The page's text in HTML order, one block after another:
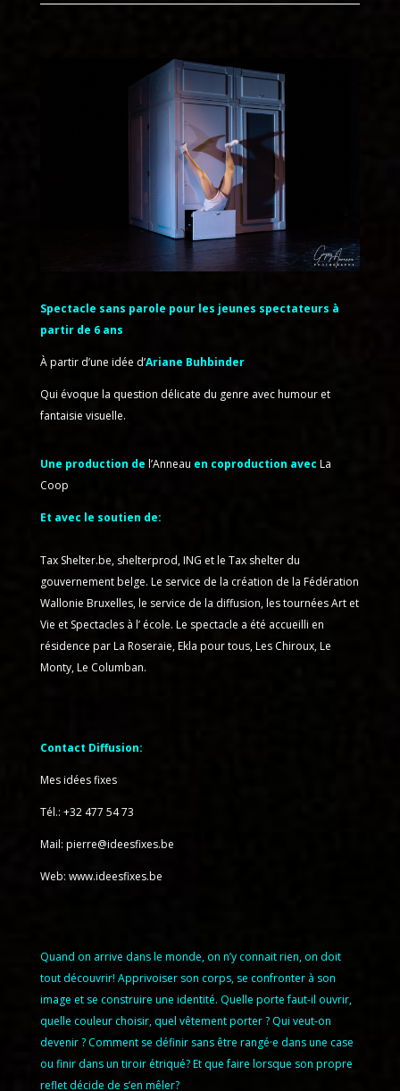
Spectacle sans parole pour les jeunes spectateurs à
partir de 6 ans
À partir d’une idée d’Ariane Buhbinder
Qui évoque la question délicate du genre avec humour et
fantaisie visuelle.
Une production de l’Anneau en coproduction avec La
Coop
Et avec le soutien de:
Tax Shelter.be, shelterprod, ING et le Tax shelter du
gouvernement belge. Le service de la création de la Fédération
Wallonie Bruxelles, le service de la diffusion, les tournées Art et
Vie et Spectacles à l’ école. Le spectacle a été accueilli en
résidence par La Roseraie, Ekla pour tous, Les Chiroux, Le
Monty, Le Columban.
Contact Diffusion:
Mes idées fixes
Tél.: +32 477 54 73
Mail: pierre@ideesfixes.be
Web: www.ideesfixes.be
Quand on arrive dans le monde, on n’y connait rien, on doit
tout découvrir! Apprivoiser son corps, se confronter à son
image et se construire une identité. Quelle porte faut-il ouvrir,
quelle couleur choisir, quel vêtement porter ? Qui veut-on
devenir ? Comment se définir sans être rangé·e dans une case
ou finir dans un tiroir étriqué? Et que faire lorsque son propre
reflet décide de s’en mêler?